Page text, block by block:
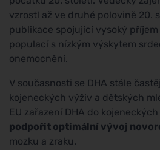
vzrostl až ve druhé polovině 20.
publikace spojující vysoký
populací s nízkým výskytem
onemocnění.
V současnosti se DHA stále
kojeneckých výživ a dětských
EU zařazení DHA do
podpořit optimální vývoj
mozku a zraku.